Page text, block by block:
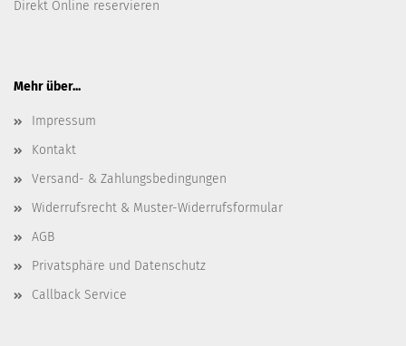
Direkt Online reservieren
Mehr über...
Impressum
Kontakt
Versand- & Zahlungsbedingungen
Widerrufsrecht & Muster-Widerrufsformular
AGB
Privatsphäre und Datenschutz
Callback Service